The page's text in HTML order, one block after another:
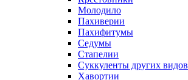
Молодило
Пахиверии
Пахифитумы
Седумы
Стапелии
Суккуленты других видов
Хавортии